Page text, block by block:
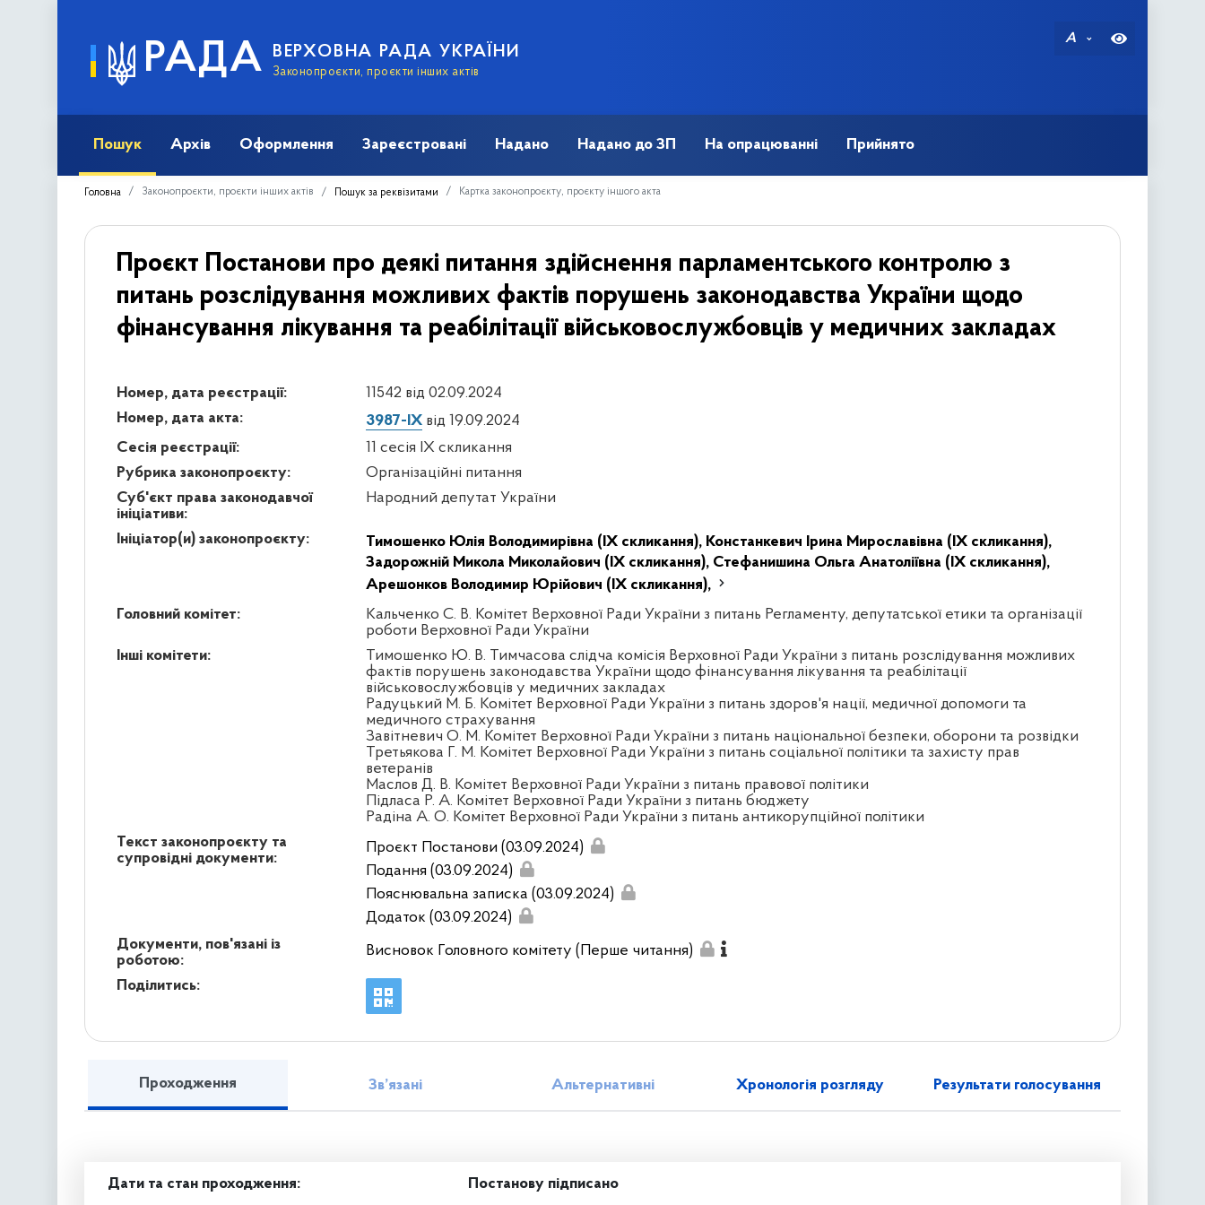
РАДА ВЕРХОВНА РАДА УКРАЇНИ
Законопроєкти, проєкти інших актів
A
Пошук Архів Оформлення Зареєстровані Надано Надано до ЗП На опрацюванні Прийнято
Головна Законопроєкти, проєкти інших актів Пошук за реквізитами Картка законопроєкту, проєкту іншого акта
Проєкт Постанови про деякі питання здійснення парламентського контролю з
питань розслідування можливих фактів порушень законодавства України щодо
фінансування лікування та реабілітації військовослужбовців у медичних закладах
Номер, дата реєстрації:
11542 від 02.09.2024
Номер, дата акта:
3987-IX від 19.09.2024
Сесія реєстрації:
11 сесія IX скликання
Рубрика законопроєкту:
Організаційні питання
Суб'єкт права законодавчої
ініціативи:
Народний депутат України
Ініціатор(и) законопроєкту: Тимошенко Юлія Володимирівна (IX скликання), Констанкевич Ірина Мирославівна (IX скликання),
Задорожній Микола Миколайович (IX скликання), Стефанишина Ольга Анатоліївна (IX скликання),
Арешонков Володимир Юрійович (IX скликання),
Головний комітет:
Кальченко С. В. Комітет Верховної Ради України з питань Регламенту, депутатської етики та організації
роботи Верховної Ради України
Інші комітети:
Тимошенко Ю. В. Тимчасова слідча комісія Верховної Ради України з питань розслідування можливих
фактів порушень законодавства України щодо фінансування лікування та реабілітації
військовослужбовців у медичних закладах
Радуцький М. Б. Комітет Верховної Ради України з питань здоров'я нації, медичної допомоги та
медичного страхування
Завітневич О. М. Комітет Верховної Ради України з питань національної безпеки, оборони та розвідки
Третьякова Г. М. Комітет Верховної Ради України з питань соціальної політики та захисту прав
ветеранів
Маслов Д. В. Комітет Верховної Ради України з питань правової політики
Підласа Р. А. Комітет Верховної Ради України з питань бюджету
Радіна А. О. Комітет Верховної Ради України з питань антикорупційної політики
Текст законопроєкту та
супровідні документи:
Проєкт Постанови (03.09.2024)
Подання (03.09.2024)
Пояснювальна записка (03.09.2024)
Додаток (03.09.2024)
Документи, пов'язані із
роботою:
Висновок Головного комітету (Перше читання)
Поділитись:
Проходження Зв’язані Альтернативні Хронологія розгляду Результати голосування
Дати та стан проходження: Постанову підписано